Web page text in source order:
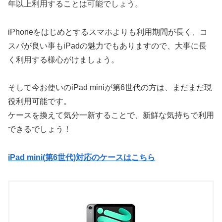
年以上利用することは可能でしょう。
iPhoneをはじめとするスマホよりも利用期間が長く、コ
スパが良い事もiPadの魅力でもありますので、大事に長
く利用する様心がけましょう。
そして今お使いのiPad miniが第6世代の方は、まだまだ現
役利用可能です。
ケースを換えて気分一新することで、新鮮な気持ちで利用
できるでしょう！
iPad mini(第6世代)対応のケースはこちら